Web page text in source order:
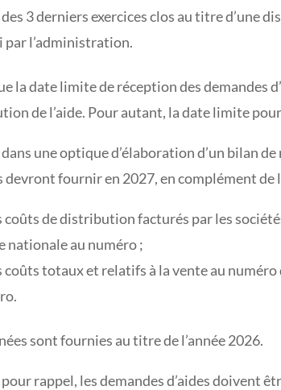
3 derniers exercices clos au titre d’une
par l’administration.
la date limite de réception des demandes
de l’aide. Pour autant, la date limite
une optique d’élaboration d’un bilan
devront fournir en 2027, en complément de
coûts de distribution facturés par les
nationale au numéro ;
coûts totaux et relatifs à la vente au
sont fournies au titre de l’année 2026.
rappel, les demandes d’aides doivent